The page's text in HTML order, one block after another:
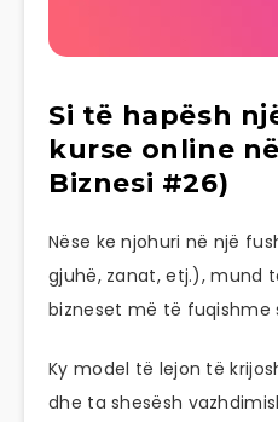
Si të hapësh
kurse online
Biznesi #26)
Nëse ke njohuri në një
gjuhë, zanat, etj.), mund
bizneset më të fuqishme
Ky model të lejon të
dhe ta shesësh